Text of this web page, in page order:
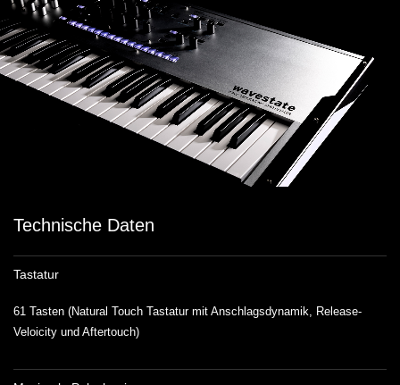
Technische Daten
Tastatur
61 Tasten (Natural Touch Tastatur mit Anschlagsdynamik, Release-
Veloicity und Aftertouch)